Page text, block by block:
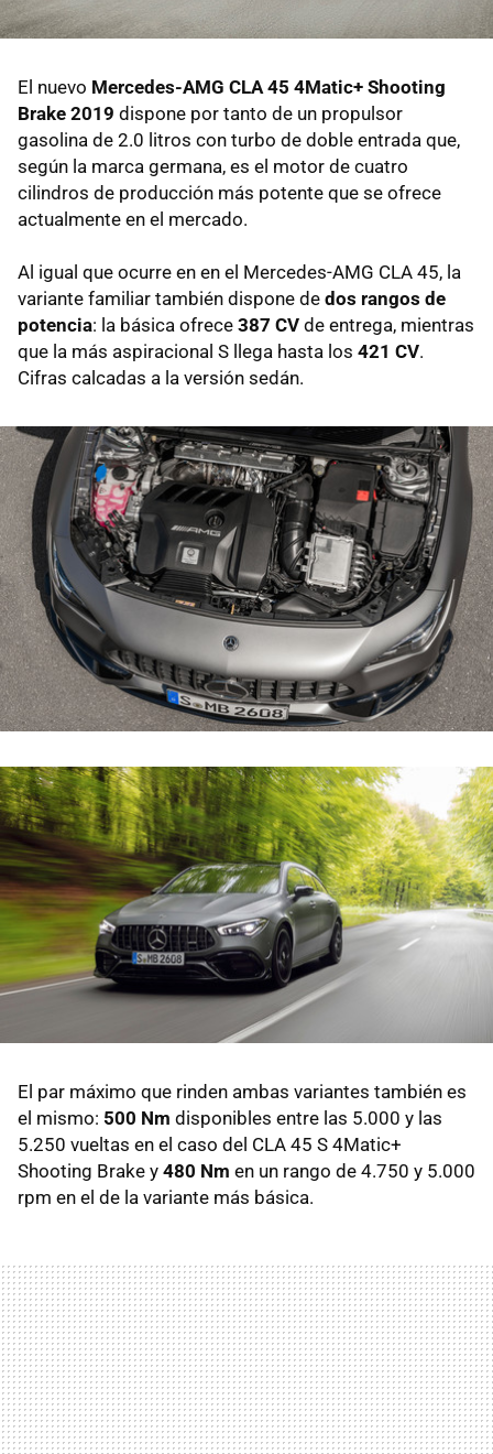
El nuevo Mercedes-AMG CLA 45 4Matic+ Shooting
Brake 2019 dispone por tanto de un propulsor
gasolina de 2.0 litros con turbo de doble entrada que,
según la marca germana, es el motor de cuatro
cilindros de producción más potente que se ofrece
actualmente en el mercado.
Al igual que ocurre en en el Mercedes-AMG CLA 45, la
variante familiar también dispone de dos rangos de
potencia: la básica ofrece 387 CV de entrega, mientras
que la más aspiracional S llega hasta los 421 CV.
Cifras calcadas a la versión sedán.
El par máximo que rinden ambas variantes también es
el mismo: 500 Nm disponibles entre las 5.000 y las
5.250 vueltas en el caso del CLA 45 S 4Matic+
Shooting Brake y 480 Nm en un rango de 4.750 y 5.000
rpm en el de la variante más básica.